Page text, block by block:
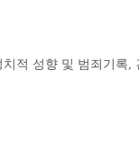
적 성향 및 범죄기록